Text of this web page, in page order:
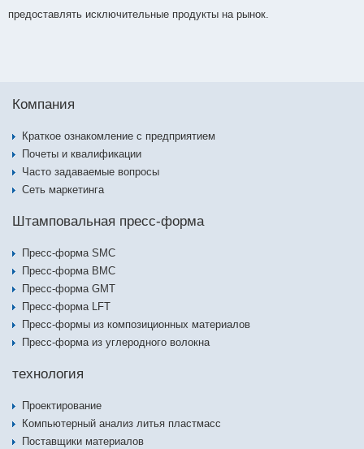
предоставлять исключительные продукты на рынок.
Компания
Краткое ознакомление с предприятием
Почеты и квалификации
Часто задаваемые вопросы
Сеть маркетинга
Штамповальная пресс-форма
Пресс-форма SMC
Пресс-форма BMC
Пресс-форма GMT
Пресс-форма LFT
Пресс-формы из композиционных материалов
Пресс-форма из углеродного волокна
технология
Проектирование
Компьютерный анализ литья пластмасс
Поставщики материалов